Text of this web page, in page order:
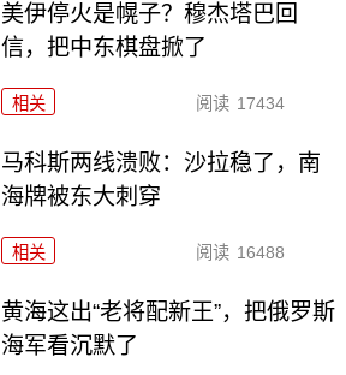
美伊停火是幌子？穆杰塔巴回
信，把中东棋盘掀了
相关 阅读 17434
马科斯两线溃败：沙拉稳了，南
海牌被东大刺穿
相关 阅读 16488
黄海这出“老将配新王”，把俄罗斯
海军看沉默了